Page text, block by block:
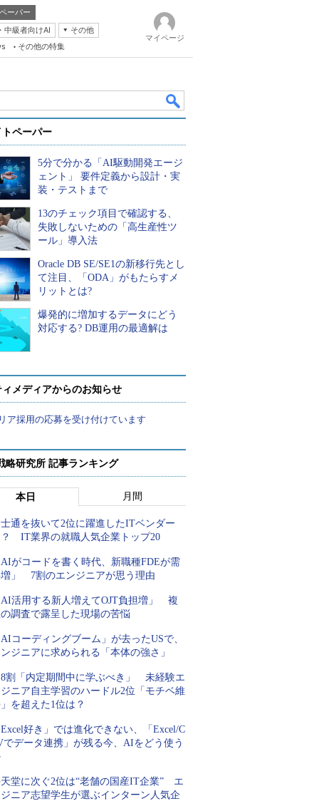
ーパー
中級者向けAI
その他
その他の特集
マイページ
ペーパー
5分で分かる「AI駆動開発エージ
ェント」 要件定義から設計・実
装・テストまで
13のチェック項目で確認する、
失敗しないための「高生産性ツ
ール」導入法
Oracle DB SE/SE1の新移行先とし
て注目、「ODA」がもたらすメ
リットとは?
爆発的に増加するデータにどう
対応する? DB運用の最適解は
メディアからのお知らせ
ア採用の応募を受け付けています
略研究所 記事ランキング
本日 月間
通を抜いて2位に躍進したITベンダー
IT業界の就職人気企業トップ20
がコードを書く時代、新職種FDEが需
」 7割のエンジニアが思う理由
活用する新人増えてOJT負担増」 複
調査で露呈した現場の苦悩
コーディングブーム」が去ったUSで、
ジニアに求められる「本体の強さ」
割「内定期間中に学ぶべき」 未経験エ
ニア自主学習のハードル2位「モチベ維
を超えた1位は？
好き」では進化できない、「Excel/C
でデータ連携」が残る今、AIをどう使う
堂に次ぐ2位は“老舗の国産IT企業” エ
ニア志望学生が選ぶインターン人気企